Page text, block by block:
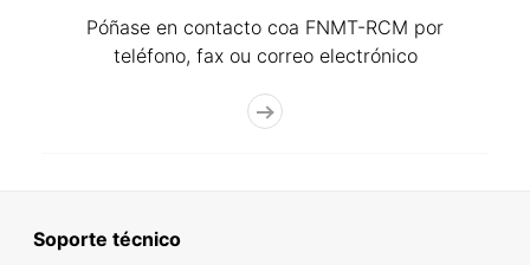
Póñase en contacto coa FNMT-RCM por
teléfono, fax ou correo electrónico
Soporte técnico